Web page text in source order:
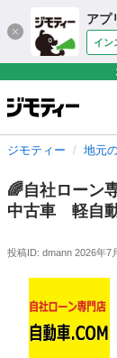
アプ
イン
ジモティー 地元
🌈自社ローン
中古車 軽自
投稿ID: dmann 2026年7